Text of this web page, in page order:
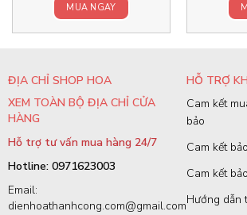
MUA NGAY
ĐỊA CHỈ SHOP HOA
XEM TOÀN BỘ ĐỊA CHỈ CỬA
HÀNG
Hỗ trợ tư vấn mua hàng 24/7
Hotline: 0971623003
Email:
dienhoathanhcong.com@gmail.com
HỖ TRỢ
Cam kết
bảo
Cam kết
Cam kết
Hướng dẫn